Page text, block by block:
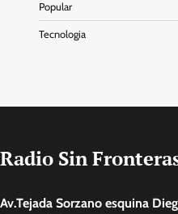
Popular
Tecnologia
Radio Sin
Av.Tejada Sorzano esquina